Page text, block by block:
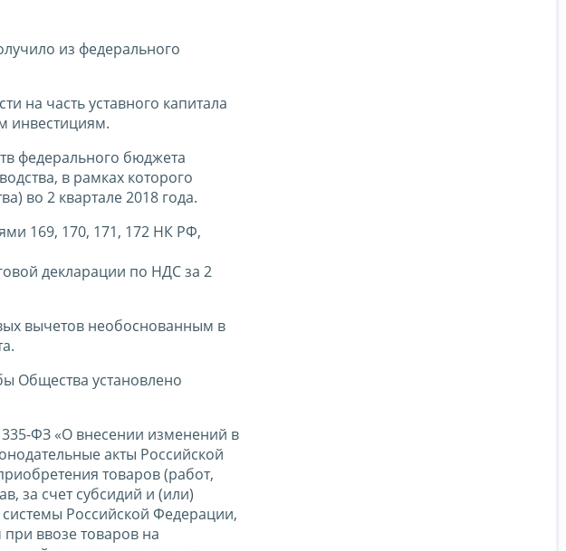
из федерального
на часть уставного капитала
инвестициям.
федерального бюджета
в рамках которого
во 2 квартале 2018 года.
169, 170, 171, 172 НК РФ,
декларации по НДС за 2
вычетов необоснованным в
Общества установлено
ФЗ «О внесении изменений в
акты Российской
товаров (работ,
за счет субсидий и (или)
Российской Федерации,
ввозе товаров на